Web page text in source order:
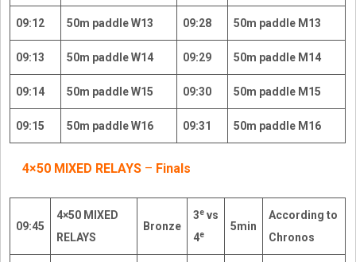
09:12 50m paddle W13 09:28 50m paddle M13
09:13 50m paddle W14 09:29 50m paddle M14
09:14 50m paddle W15 09:30 50m paddle M15
09:15 50m paddle W16 09:31 50m paddle M16
4×50 MIXED RELAYS – Finals
09:45
4×50 MIXED
RELAYS
Bronze
3e vs
4e
5min
According to
Chronos